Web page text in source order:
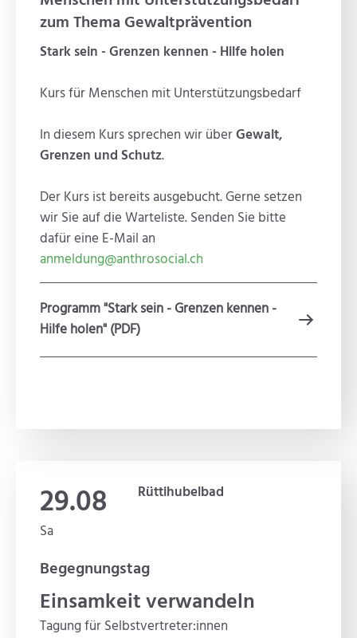
zum Thema Gewaltprävention
Stark sein - Grenzen kennen - Hilfe holen
Kurs für Menschen mit Unterstützungsbedarf
In diesem Kurs sprechen wir überGewalt,
Grenzen und Schutz.
Der Kurs ist bereits ausgebucht. Gerne setzen
wir Sie auf die Warteliste. Senden Sie bitte
dafür eine E-Mail an
anmeldung@anthrosocial.ch
Programm "Stark sein - Grenzen kennen -
Hilfe holen" (PDF)
29.08
Sa
Rüttihubelbad
Begegnungstag
Einsamkeit verwandeln
Tagung für Selbstvertreter:innen